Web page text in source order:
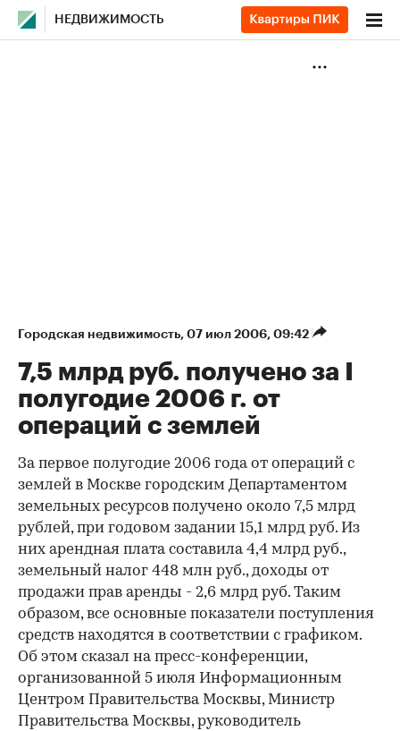
НЕДВИЖИМОСТЬ
Городская недвижимость⁠, 07 июл 2006, 09:42
7,5 млрд руб. получено за I
полугодие 2006 г. от
операций с землей
За первое полугодие 2006 года от операций с
землей в Москве городским Департаментом
земельных ресурсов получено около 7,5 млрд
рублей, при годовом задании 15,1 млрд руб. Из
них арендная плата составила 4,4 млрд руб.,
земельный налог 448 млн руб., доходы от
продажи прав аренды - 2,6 млрд руб. Таким
образом, все основные показатели поступления
средств находятся в соответствии с графиком.
Об этом сказал на пресс-конференции,
организованной 5 июля Информационным
Центром Правительства Москвы, Министр
Правительства Москвы, руководитель